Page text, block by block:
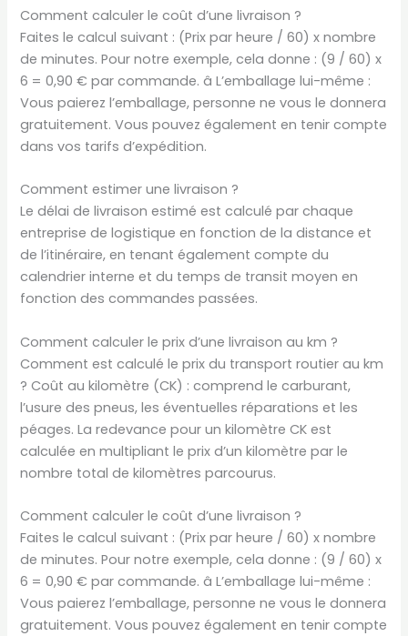
Comment calculer le coût d’une livraison ?
Faites le calcul suivant : (Prix par heure / 60) x nombre
de minutes. Pour notre exemple, cela donne : (9 / 60) x
6 = 0,90 € par commande. â L’emballage lui-même :
Vous paierez l’emballage, personne ne vous le donnera
gratuitement. Vous pouvez également en tenir compte
dans vos tarifs d’expédition.
Comment estimer une livraison ?
Le délai de livraison estimé est calculé par chaque
entreprise de logistique en fonction de la distance et
de l’itinéraire, en tenant également compte du
calendrier interne et du temps de transit moyen en
fonction des commandes passées.
Comment calculer le prix d’une livraison au km ?
Comment est calculé le prix du transport routier au km
? Coût au kilomètre (CK) : comprend le carburant,
l’usure des pneus, les éventuelles réparations et les
péages. La redevance pour un kilomètre CK est
calculée en multipliant le prix d’un kilomètre par le
nombre total de kilomètres parcourus.
Comment calculer le coût d’une livraison ?
Faites le calcul suivant : (Prix par heure / 60) x nombre
de minutes. Pour notre exemple, cela donne : (9 / 60) x
6 = 0,90 € par commande. â L’emballage lui-même :
Vous paierez l’emballage, personne ne vous le donnera
gratuitement. Vous pouvez également en tenir compte